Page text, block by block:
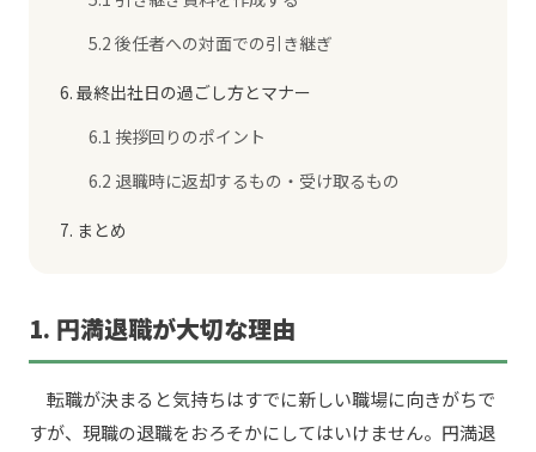
5.2 後任者への対面での引き継ぎ
6. 最終出社日の過ごし方とマナー
6.1 挨拶回りのポイント
6.2 退職時に返却するもの・受け取るもの
7. まとめ
1. 円満退職が大切な理由
転職が決まると気持ちはすでに新しい職場に向きがちで
すが、現職の退職をおろそかにしてはいけません。円満退